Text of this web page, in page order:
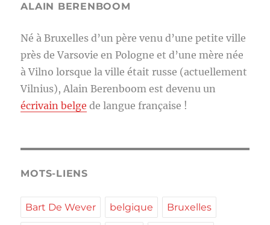
ALAIN BERENBOOM
Né à Bruxelles d’un père venu d’une petite ville
près de Varsovie en Pologne et d’une mère née
à Vilno lorsque la ville était russe (actuellement
Vilnius), Alain Berenboom est devenu un
écrivain belge de langue française !
MOTS-LIENS
Bart De Wever belgique Bruxelles